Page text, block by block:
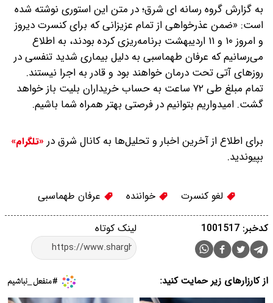
به گزارش گروه رسانه ای شرق؛ در متن این استوری نوشته شده
است: «ضمن عذرخواهی از تمام عزیزانی که برای کنسرت دیروز
و امروز ۱۰ و ۱۱ اردیبهشت برنامه‌ریزی کرده بودند، به اطلاع
می‌رسانیم که عرفان طهماسبی به دلیل بیماری شدید تنفسی در
روزهای آتی تحت درمان خواهند بود و قادر به اجرا نیستند.
تمام مبلغ طی ۷۲ ساعت به حساب خریداران بلیت باز خواهد
گشت. امیدواریم بتوانیم در فرصتی بهتر همراه شما باشیم.
برای اطلاع از آخرین اخبار و تحلیل‌ها به کانال شرق در «تلگرام»
بپیوندید.
لغو کنسرت خواننده عرفان طهماسبی
لینک کوتاه کدخبر: 1001517
از کارزارهای زیر حمایت کنید: